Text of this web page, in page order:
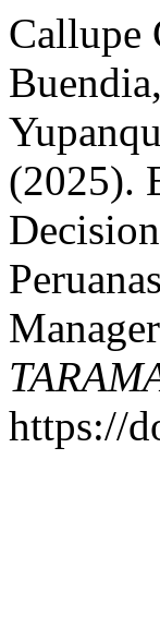
Callupe
(2025).
https://